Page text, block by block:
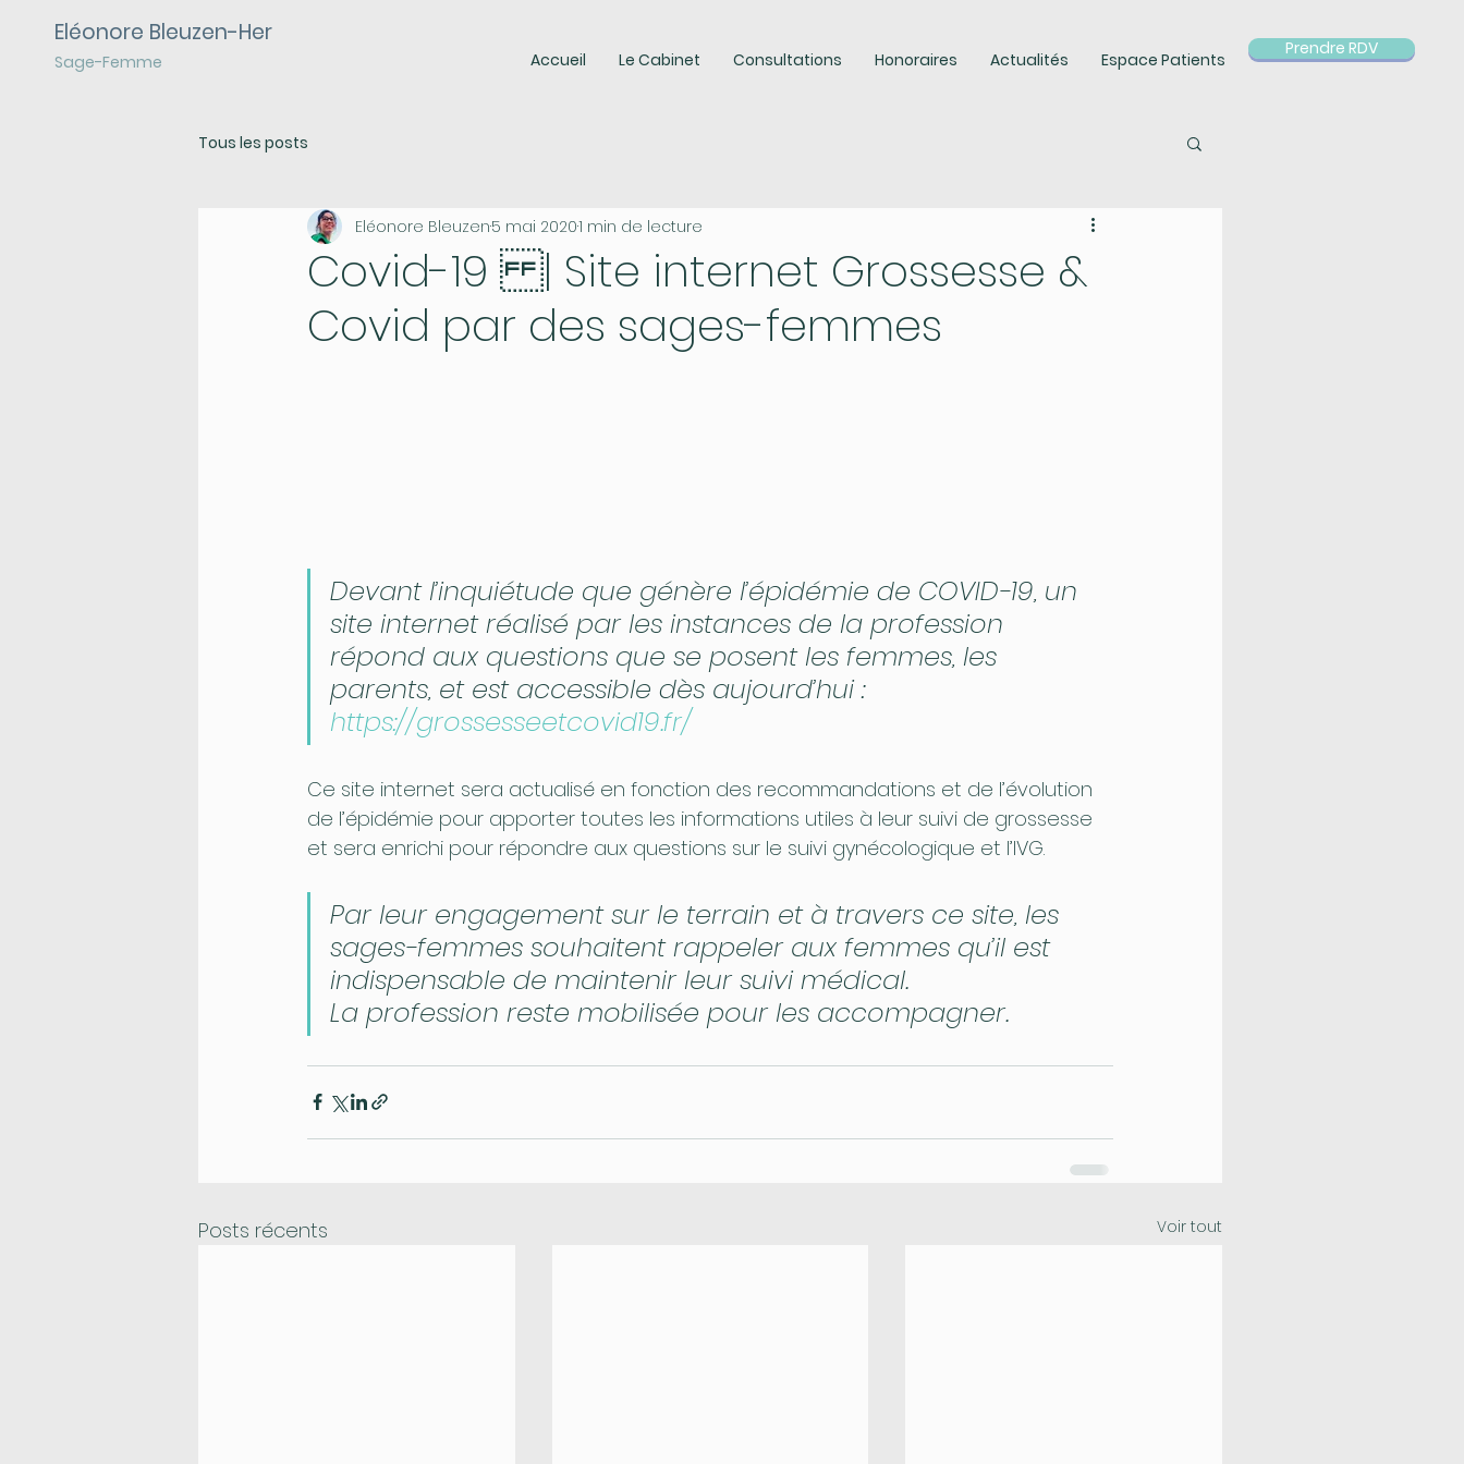
Eléonore Bleuzen-Her
Sage-Femme Accueil Le Cabinet Consultations Honoraires Actualités Espace Patients
Prendre RDV
Tous les posts
Covid-19 | Site internet Grossesse &
Covid par des sages-femmes
Eléonore Bleuzen5 mai 20201 min de lecture
Devant l’inquiétude que génère l’épidémie de COVID-19, un
site internet réalisé par les instances de la profession
répond aux questions que se posent les femmes, les
parents, et est accessible dès aujourd’hui :
https://grossesseetcovid19.fr/
Ce site internet sera actualisé en fonction des recommandations et de l’évolution
de l’épidémie pour apporter toutes les informations utiles à leur suivi de grossesse
et sera enrichi pour répondre aux questions sur le suivi gynécologique et l’IVG.
Par leur engagement sur le terrain et à travers ce site, les
sages-femmes souhaitent rappeler aux femmes qu’il est
indispensable de maintenir leur suivi médical.
La profession reste mobilisée pour les accompagner.
Posts récents Voir tout